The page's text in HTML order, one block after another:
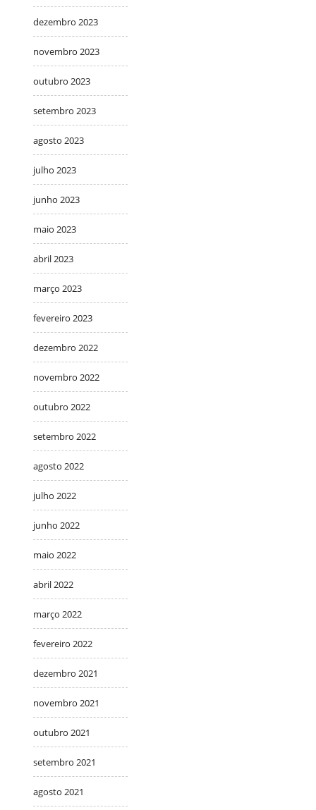
dezembro 2023
novembro 2023
outubro 2023
setembro 2023
agosto 2023
julho 2023
junho 2023
maio 2023
abril 2023
março 2023
fevereiro 2023
dezembro 2022
novembro 2022
outubro 2022
setembro 2022
agosto 2022
julho 2022
junho 2022
maio 2022
abril 2022
março 2022
fevereiro 2022
dezembro 2021
novembro 2021
outubro 2021
setembro 2021
agosto 2021